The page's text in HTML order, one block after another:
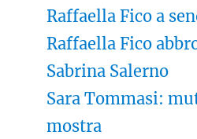
Raffaella Fico a
Raffaella Fico
Sabrina Salerno
Sara Tommasi:
mostra